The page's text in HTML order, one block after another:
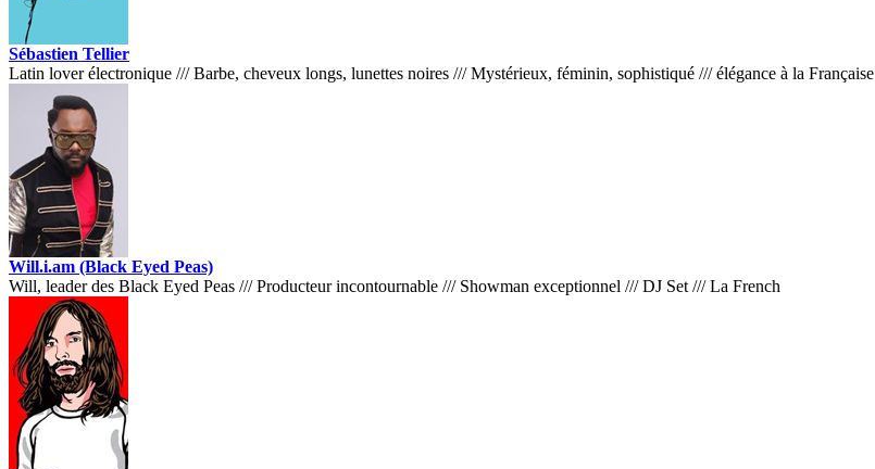
Sébastien Tellier
Latin lover électronique ///Barbe, cheveux longs, lunettes noires ///Mystérieux, féminin, sophistiqué ///élégance à la Française
Will.i.am (Black Eyed Peas)
Will, leader des Black Eyed Peas ///Producteur incontournable ///Showman exceptionnel ///DJ Set ///La French